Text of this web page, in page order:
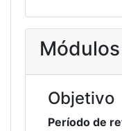
Objetivo
Período de